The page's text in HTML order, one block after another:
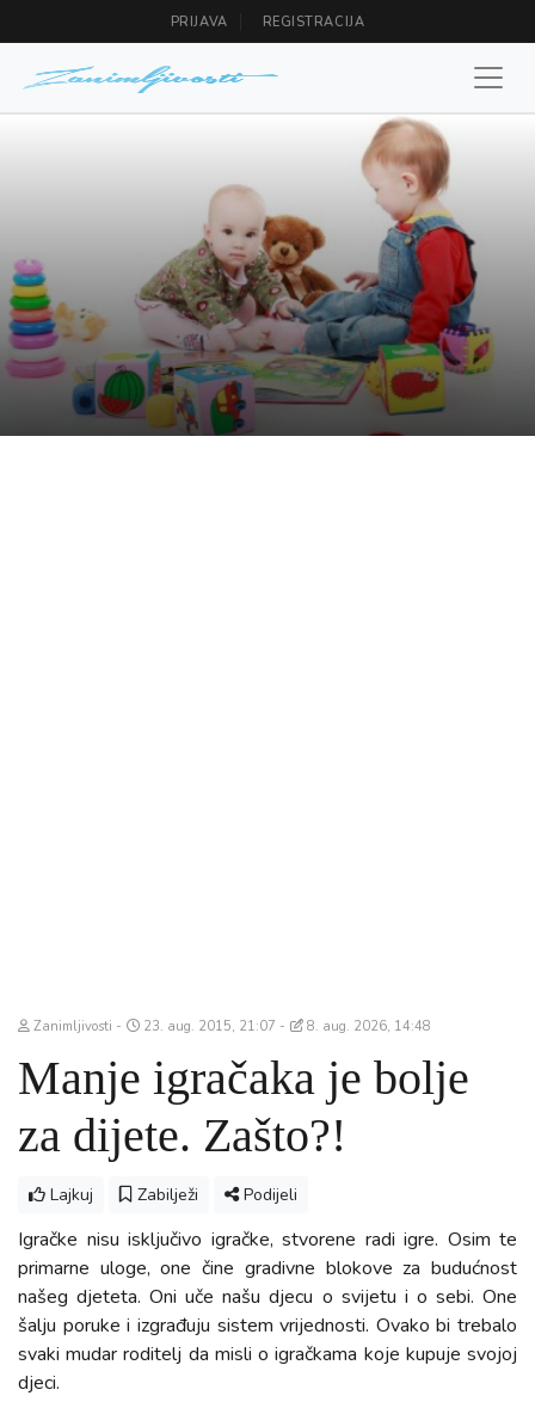
PRIJAVA REGISTRACIJA
Zanimljivosti 23. aug. 2015, 21:07 8. aug. 2026, 14:48
Manje igračaka je bolje
za dijete. Zašto?!
Lajkuj Zabilježi Podijeli
Igračke nisu isključivo igračke, stvorene radi igre. Osim te
primarne uloge, one čine gradivne blokove za budućnost
našeg djeteta. Oni uče našu djecu o svijetu i o sebi. One
šalju poruke i izgrađuju sistem vrijednosti. Ovako bi trebalo
svaki mudar roditelj da misli o igračkama koje kupuje svojoj
djeci.